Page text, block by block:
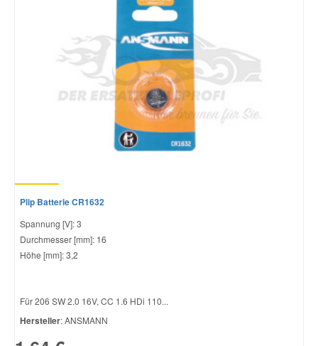
Plip Batterie CR1632
Spannung [V]: 3
Durchmesser [mm]: 16
Höhe [mm]: 3,2
Für 206 SW 2.0 16V, CC 1.6 HDi 110...
Hersteller: ANSMANN